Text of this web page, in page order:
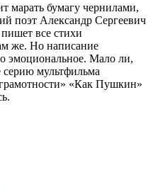
марать бумагу чернилами,
поэт Александр Сергеевич
все стихи
же. Но написание
эмоциональное. Мало ли,
мультфильма
«Как Пушкин»